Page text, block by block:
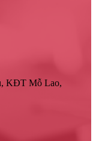
KĐT Mỗ Lao,